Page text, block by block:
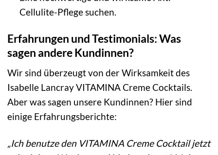
Cellulite-Pflege suchen.
Erfahrungen und Testimonials: Was
sagen andere Kundinnen?
Wir sind überzeugt von der Wirksamkeit des
Isabelle Lancray VITAMINA Creme Cocktails.
Aber was sagen unsere Kundinnen? Hier sind
einige Erfahrungsberichte:
„Ich benutze den VITAMINA Creme Cocktail jetzt